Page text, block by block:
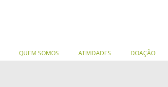
QUEM SOMOS ATIVIDADES DOAÇÃO